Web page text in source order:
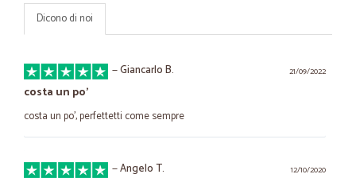
Dicono di noi
21/09/2022
—Giancarlo B.
costa un po'
costa un po', perfettetti come sempre
12/10/2020
—Angelo T.